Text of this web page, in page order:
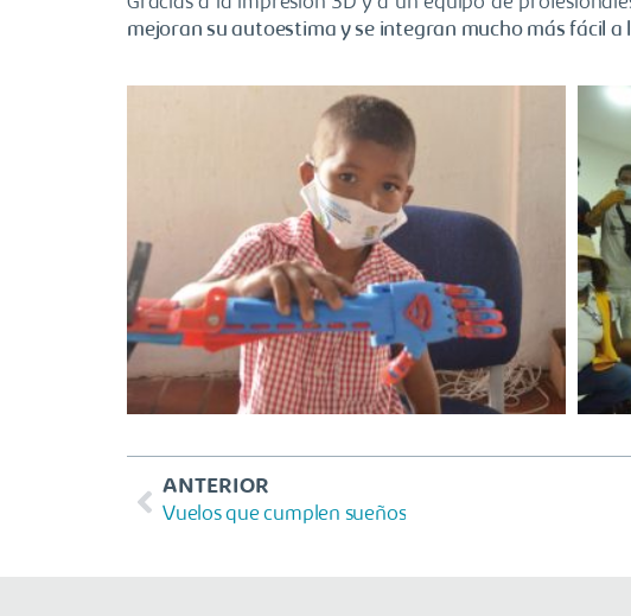
mejoran su autoestima y se integran mucho más fácil a
ANTERIOR
Vuelos que cumplen sueños